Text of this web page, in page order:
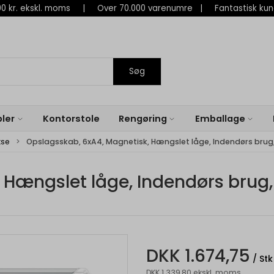
kr. ekskl. moms | Over 70.000 varenumre | Fantastisk
Søg
Kontorstole Rengøring Emballage
Opslagsskab, 6xA4, Magnetisk, Hængslet låge, Indendørs
låge, Indendørs
DKK 1.674,75 / Stk